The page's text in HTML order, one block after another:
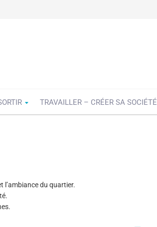
TRAVAILLER – CRÉER SA SOCIÉTÉ
l’ambiance du quartier.